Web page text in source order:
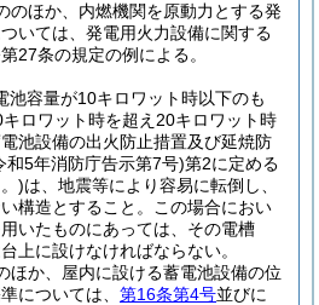
のほか、内燃機関を原動力とする発
いては、発電用火力設備に関する
27条の規定の例による。
池容量が10キロワット時以下のも
ロワット時を超え20キロワット時
池設備の出火防止措置及び延焼防
和5年消防庁告示第7号)第2に定める
)は、地震等により容易に転倒し、
構造とすること。
この場合におい
いたものにあっては、その電槽
上に設けなければならない。
ほか、屋内に設ける蓄電池設備の位
については、 第16条第4号並びに